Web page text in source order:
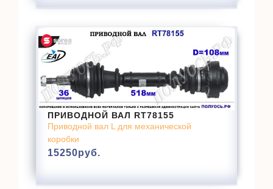
ПРИВОДНОЙ ВАЛ RT78155
Приводной вал L для механической
коробки
15250руб.